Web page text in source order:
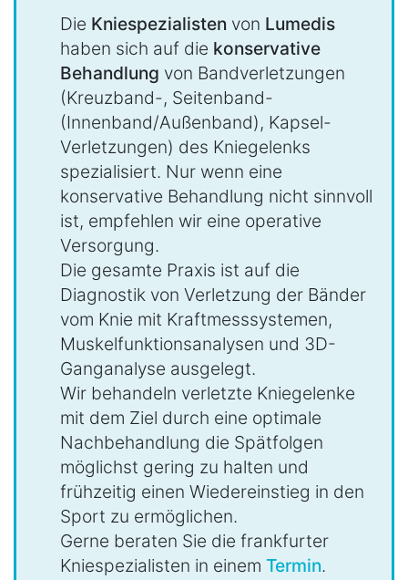
Die Kniespezialisten von Lumedis
haben sich auf die konservative
Behandlung von Bandverletzungen
(Kreuzband-, Seitenband-
(Innenband/Außenband), Kapsel-
Verletzungen) des Kniegelenks
spezialisiert. Nur wenn eine
konservative Behandlung nicht sinnvoll
ist, empfehlen wir eine operative
Versorgung.
Die gesamte Praxis ist auf die
Diagnostik von Verletzung der Bänder
vom Knie mit Kraftmesssystemen,
Muskelfunktionsanalysen und 3D-
Ganganalyse ausgelegt.
Wir behandeln verletzte Kniegelenke
mit dem Ziel durch eine optimale
Nachbehandlung die Spätfolgen
möglichst gering zu halten und
frühzeitig einen Wiedereinstieg in den
Sport zu ermöglichen.
Gerne beraten Sie die frankfurter
Kniespezialisten in einem Termin.